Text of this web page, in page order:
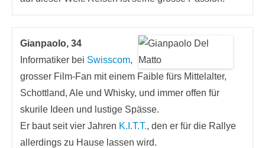
Gianpaolo, 34
Informatiker bei Swisscom,
grosser Film-Fan mit einem Faible fürs Mittelalter,
Schottland, Ale und Whisky, und immer offen für
skurile Ideen und lustige Spässe.
Er baut seit vier Jahren K.I.T.T., den er für die Rallye
allerdings zu Hause lassen wird.